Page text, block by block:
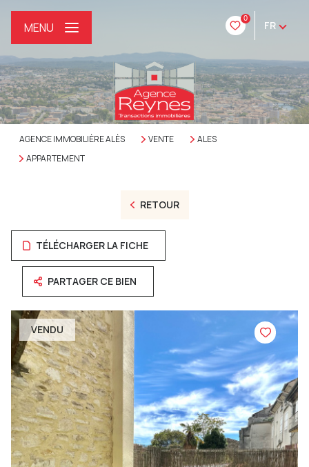
0
FR
MENU
AGENCE IMMOBILIÈRE ALÈS VENTE
ALES
APPARTEMENT
RETOUR
TÉLÉCHARGER LA FICHE
PARTAGER CE BIEN
VENDU